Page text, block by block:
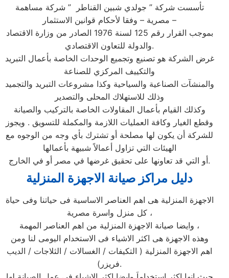
تأسست شركة ” جولدي شبين القناطر ” شركة مساهمة
مصرية – وفقا لأحكام قوانين الاستثمار –
بموجب القرار رقم 125 لسنة 1976 الصادر من وزارة الاقتصاد
والدولة للتعاون الاقتصادي.
غرض الشركة هو تصنيع وتجميع الوحدات الخاصة بأعمال التبريد
والتكييف المركزي للصناعة
والمنشآت الصناعية والسياحية وكذا مشروعات التبريد والتجميد
وذلك للاستهلاك المحلى والتصدير
وكذلك القيام بأعمال المقاولات الخاصة بالتركيب والصيانة
وقطع الغيار وكافة العمليات اللازمة والمكملة للتسويق . ويجوز
للشركة أن يكون لها مصلحة أو تشترك بأي وجه من الوجوه مع
الهيئات التي تزاول أعمالاً شبيهة بأعمالها
أو التي قد تعاونها على تحقيق غرضها في مصر أو في الخارج.
دليل مراكز صيانة الاجهزة المنزلية
الاجهزة المنزلية هى اهم العناصر الاساسية فى حياتنا وفى حياة
كل منزل واسرة مصرية ،
وايضا صيانة الاجهزة المنزلية من اهم العناصر المهمة ،
وهذه الاجهزة هى اكثر الاشياء فى الاستخدام اليومى لنا ومن
اهم الاجهزة المنزلية ( التكيفات / الغسالات / الثلاجات / الديب
فريزر).